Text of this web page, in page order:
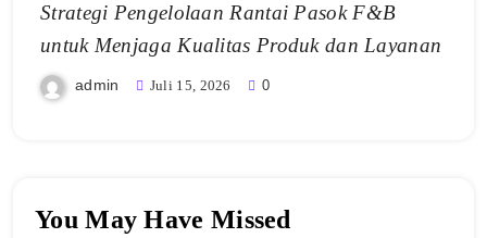
Strategi Pengelolaan Rantai Pasok F&B
untuk Menjaga Kualitas Produk dan Layanan
admin Juli 15, 2026 0
You May Have Missed